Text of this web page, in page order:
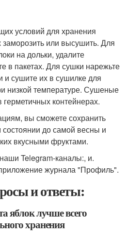
условий для хранения
или высушить. Для
на дольки, удалите
в пакетах. Для сушки нарежьте
и сушите их в сушилке для
низкой температуре. Сушеные
контейнерах.
вы сможете сохранить
до самой весны и
вкусными фруктами.
Telegram-каналы:, и.
журнала "Профиль".
и ответы:
яблок лучше всего
хранения